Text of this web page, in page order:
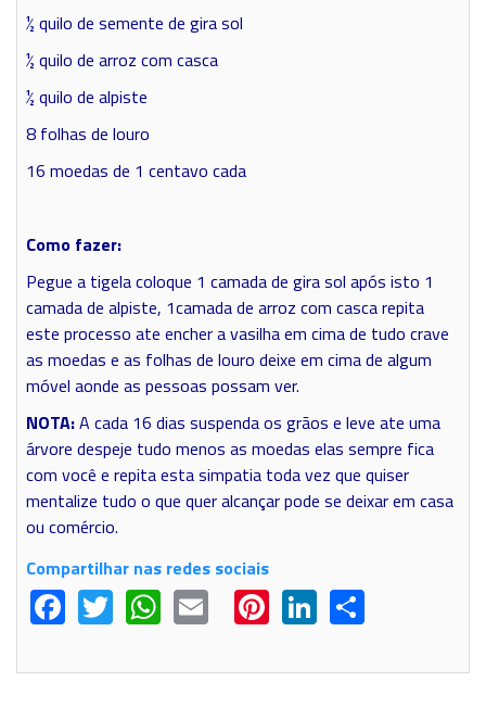
½ quilo de semente de gira sol
½ quilo de arroz com casca
½ quilo de alpiste
8 folhas de louro
16 moedas de 1 centavo cada
Como fazer:
Pegue a tigela coloque 1 camada de gira sol após isto 1
camada de alpiste, 1camada de arroz com casca repita
este processo ate encher a vasilha em cima de tudo crave
as moedas e as folhas de louro deixe em cima de algum
móvel aonde as pessoas possam ver.
NOTA:A cada 16 dias suspenda os grãos e leve ate uma
árvore despeje tudo menos as moedas elas sempre fica
com você e repita esta simpatia toda vez que quiser
mentalize tudo o que quer alcançar pode se deixar em casa
ou comércio.
Compartilhar nas redes sociais
Facebook
TwitterWhatsApp
EmailPinterest
LinkedIn